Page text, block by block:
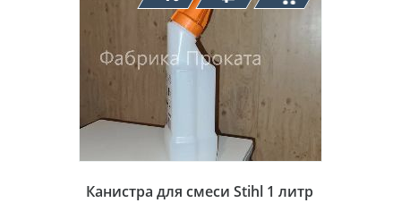
Канистра для смеси Stihl 1 литр